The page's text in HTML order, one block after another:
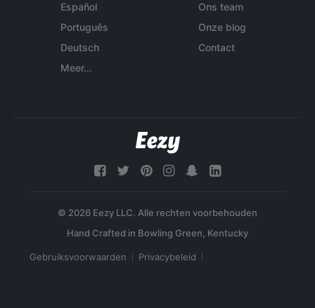
Español
Português
Deutsch
Meer...
Ons team
Onze blog
Contact
© 2026 Eezy LLC. Alle rechten voorbehouden
Gebruiksvoorwaarden Privacybeleid